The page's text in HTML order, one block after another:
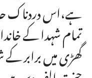
ہے،اس دردناک
تمام شہدا کے
گھڑی میں برابر